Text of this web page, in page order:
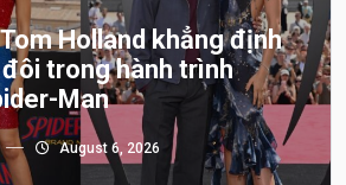
Holland khẳng định
trong hành trình
Man
August 6, 2026